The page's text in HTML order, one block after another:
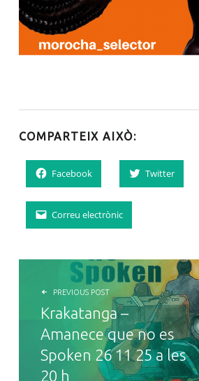
COMPARTEIX AIXÒ:
Facebook Twitter
Correu electrònic
NAVEGACIÓ D'ENTRADES
PREVIOUS POST
Krakatanga –
Amanece que no es
Spoken 26 11 25 a les
20 h